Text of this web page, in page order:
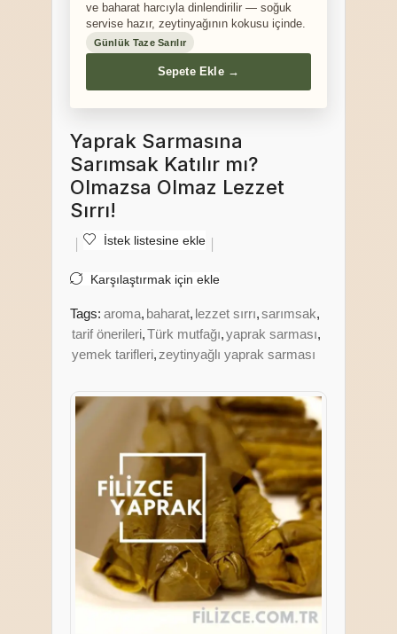
ve baharat harcıyla dinlendirilir — soğuk
servise hazır, zeytinyağının kokusu içinde.
Günlük Taze Sarılır
Sepete Ekle →
Yaprak Sarmasına
Sarımsak Katılır mı?
Olmazsa Olmaz Lezzet
Sırrı!
İstek listesine ekle
Karşılaştırmak için ekle
Tags: aroma, baharat, lezzet sırrı,sarımsak,
tarif önerileri,Türk mutfağı,yaprak sarması,
yemek tarifleri, zeytinyağlı yaprak sarması